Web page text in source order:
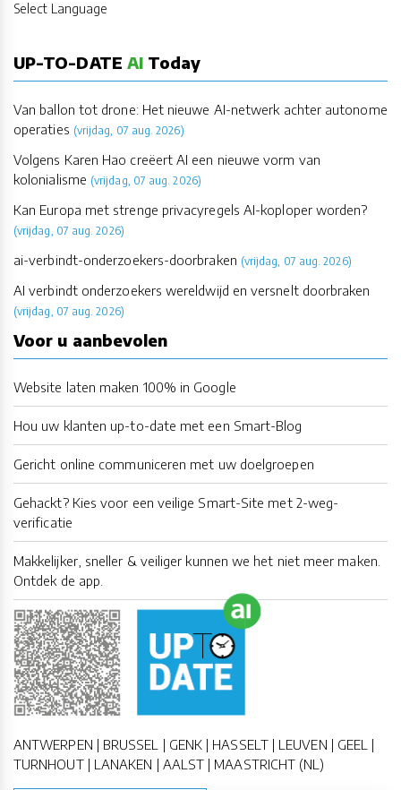
Select Language
UP-TO-DATE AI Today
Van ballon tot drone: Het nieuwe AI-netwerk achter autonome
operaties (vrijdag, 07 aug. 2026)
Volgens Karen Hao creëert AI een nieuwe vorm van
kolonialisme (vrijdag, 07 aug. 2026)
Kan Europa met strenge privacyregels AI-koploper worden?
(vrijdag, 07 aug. 2026)
ai-verbindt-onderzoekers-doorbraken (vrijdag, 07 aug. 2026)
AI verbindt onderzoekers wereldwijd en versnelt doorbraken
(vrijdag, 07 aug. 2026)
Voor u aanbevolen
Website laten maken 100% in Google
Hou uw klanten up-to-date met een Smart-Blog
Gericht online communiceren met uw doelgroepen
Gehackt? Kies voor een veilige Smart-Site met 2-weg-
verificatie
Makkelijker, sneller & veiliger kunnen we het niet meer maken.
Ontdek de app.
ANTWERPEN | BRUSSEL | GENK | HASSELT | LEUVEN | GEEL |
TURNHOUT | LANAKEN | AALST | MAASTRICHT (NL)